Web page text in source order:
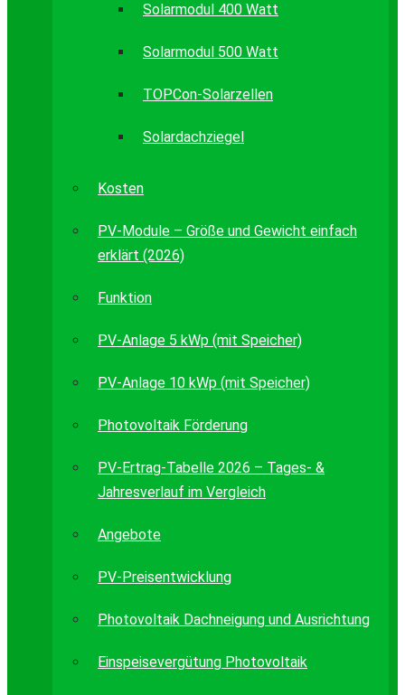
Solarmodul 400 Watt
Solarmodul 500 Watt
TOPCon-Solarzellen
Solardachziegel
Kosten
PV-Module – Größe und Gewicht einfach
erklärt (2026)
Funktion
PV-Anlage 5 kWp (mit Speicher)
PV-Anlage 10 kWp (mit Speicher)
Photovoltaik Förderung
PV-Ertrag-Tabelle 2026 – Tages- &
Jahresverlauf im Vergleich
Angebote
PV-Preisentwicklung
Photovoltaik Dachneigung und Ausrichtung
Einspeisevergütung Photovoltaik